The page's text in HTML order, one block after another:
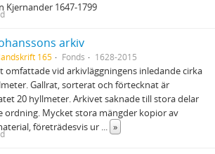
Kjernander 1647-1799
arkiv
165 Fonds 1628-2015
omfattade vid arkivläggningens inledande cirka
Gallrat, sorterat och förtecknat är
20 hyllmeter. Arkivet saknade till stora delar
ordning. Mycket stora mängder kopior av
företrädesvis ur ... »